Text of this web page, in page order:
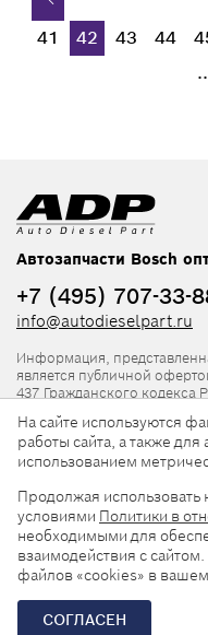
41 42 43 44
Автозапчасти Bosch
+7 (495) 707-33-
info@autodieselpart.ru
Информация,
является публичной
437 Гражданского кодекса
Нормативная
ADP в социальных
© 2026, ООО
Разработка сайта —
На сайте используются
работы сайта, а также для
использованием
Продолжая использовать
условиями Политики в
необходимыми для
взаимодействия с
файлов «cookies» в
СОГЛАСЕН